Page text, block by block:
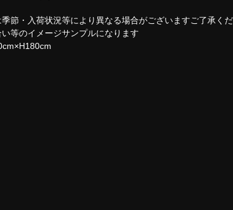
節・入荷状況等により異なる場合がございますご了承く
い等のイメージサンプルになります